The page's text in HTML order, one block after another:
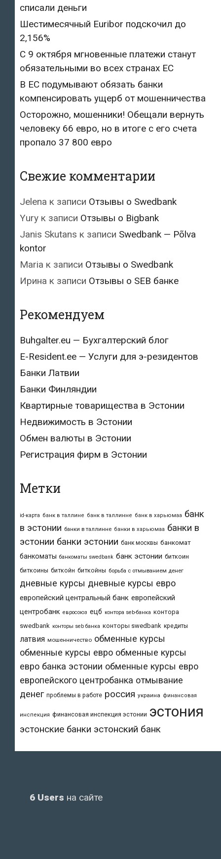
списали деньги
Шестимесячный Euribor подскочил до
2,156%
С 9 октября мгновенные платежи станут
обязательными во всех странах ЕС
В ЕС подумывают обязать банки
компенсировать ущерб от мошенничества
Осторожно, мошенники! Обещали вернуть
человеку 66 евро, но в итоге с его счета
пропало 37 800 евро
Свежие комментарии
Jelena к записи Отзывы о Swedbank
Yury к записи Отзывы о Bigbank
Janis Skutans к записи Swedbank — Põlva
kontor
Maria к записи Отзывы о Swedbank
Ирина к записи Отзывы о SEB банке
Рекомендуем
Buhgalter.eu — Бухгалтерский блог
E-Resident.ee — Услуги для э-резидентов
Банки Латвии
Банки Финляндии
Квартирные товарищества в Эстонии
Недвижимость в Эстонии
Обмен валюты в Эстонии
Регистрация фирм в Эстонии
Метки
id-карта банк в таллине банк в таллинне банк в харьюмаа банк
в эстонии банки в таллинне банки в харьюмаа банки в
эстонии банки эстонии банк москвы банкомат
банкоматы банкоматы swedbank банк эстонии биткоин
биткоины биткойн биткойны борьба с отмыванием денег
дневные курсы дневные курсы евро
европейский центральный банк европейский
центробанк евросоюз ецб контора seb-банка контора
swedbank конторы seb банка конторы swedbank кредиты
латвия мошенничество обменные курсы
обменные курсы евро обменные курсы
евро банка эстонии обменные курсы евро
европейского центробанка отмывание
денег проблемы в работе россия украина финансовая
инспекция финансовая инспекция эстонии эстония
эстонские банки эстонский банк
6 Users на сайте